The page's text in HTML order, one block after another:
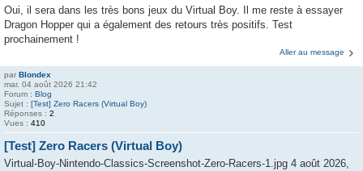
Oui, il sera dans les très bons jeux du Virtual Boy. Il me reste à essayer
Dragon Hopper qui a également des retours très positifs. Test
prochainement !
Aller au message
par Blondex
mar. 04 août 2026 21:42
Forum : Blog
Sujet : [Test] Zero Racers (Virtual Boy)
Réponses : 2
Vues : 410
[Test] Zero Racers (Virtual Boy)
Virtual-Boy-Nintendo-Classics-Screenshot-Zero-Racers-1.jpg 4 août 2026,